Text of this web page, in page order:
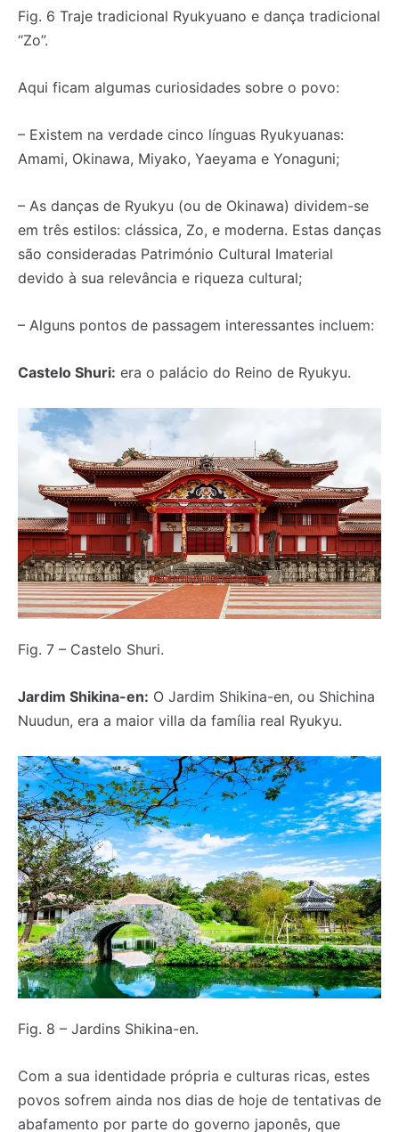
Fig. 6 Traje tradicional Ryukyuano e dança tradicional
“Zo”.
Aqui ficam algumas curiosidades sobre o povo:
– Existem na verdade cinco línguas Ryukyuanas:
Amami, Okinawa, Miyako, Yaeyama e Yonaguni;
– As danças de Ryukyu (ou de Okinawa) dividem-se
em três estilos: clássica, Zo, e moderna. Estas danças
são consideradas Património Cultural Imaterial
devido à sua relevância e riqueza cultural;
– Alguns pontos de passagem interessantes incluem:
Castelo Shuri: era o palácio do Reino de Ryukyu.
Fig. 7 – Castelo Shuri.
Jardim Shikina-en: O Jardim Shikina-en, ou Shichina
Nuudun, era a maior villa da família real Ryukyu.
Fig. 8 – Jardins Shikina-en.
Com a sua identidade própria e culturas ricas, estes
povos sofrem ainda nos dias de hoje de tentativas de
abafamento por parte do governo japonês, que